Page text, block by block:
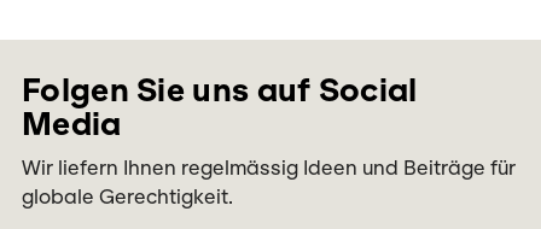
Folgen Sie uns auf Social
Media
Wir liefern Ihnen regelmässig Ideen und Beiträge für
globale Gerechtigkeit.